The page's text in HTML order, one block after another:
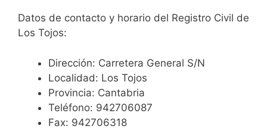
Datos de contacto y horario del Registro Civil de
Los Tojos:
Dirección: Carretera General S/N
Localidad: Los Tojos
Provincia: Cantabria
Teléfono: 942706087
Fax: 942706318